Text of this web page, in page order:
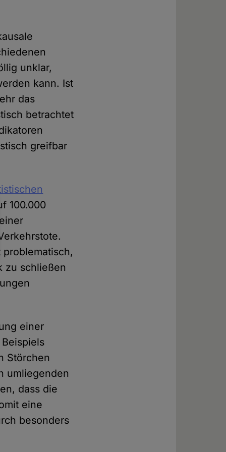
unklar,
kann. Ist
das
betrachtet
greifbar
100.000
zu schließen
einer
Störchen
umliegenden
dass die
eine
besonders